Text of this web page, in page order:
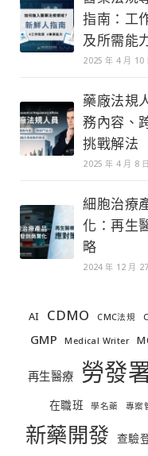
指南：工
及所需能
2025 年 4 月 10
藥廠法規
務內容、
挑戰解法
2025 年 4 月 8 日
細胞治療
化：再生
略
2024 年 12 月
AI CDMO CMC法規
GMP Medical Writer
再生醫療 勞發
在職班 學名藥 專案
新藥開發 查驗